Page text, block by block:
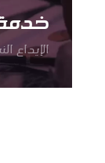
الإيداع